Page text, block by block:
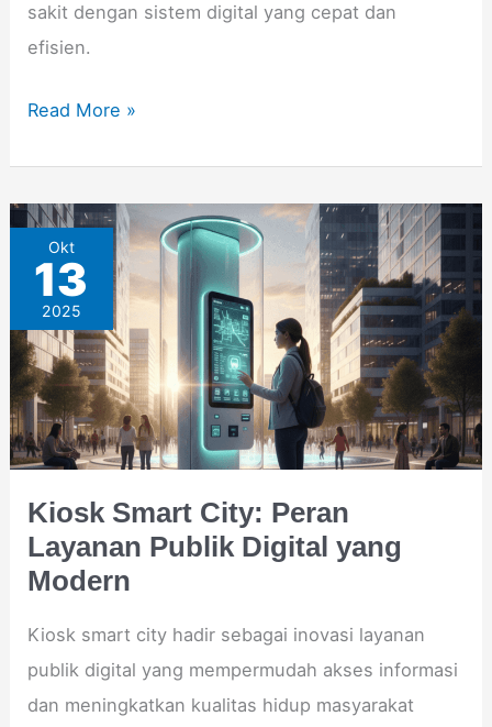
sakit dengan sistem digital yang cepat dan
efisien.
Read More »
Okt
13
2025
Kiosk Smart City: Peran
Layanan Publik Digital yang
Modern
Kiosk smart city hadir sebagai inovasi layanan
publik digital yang mempermudah akses informasi
dan meningkatkan kualitas hidup masyarakat
Kiosk
Smart
City:
Peran
Layanan
Publik
Digital
Modern